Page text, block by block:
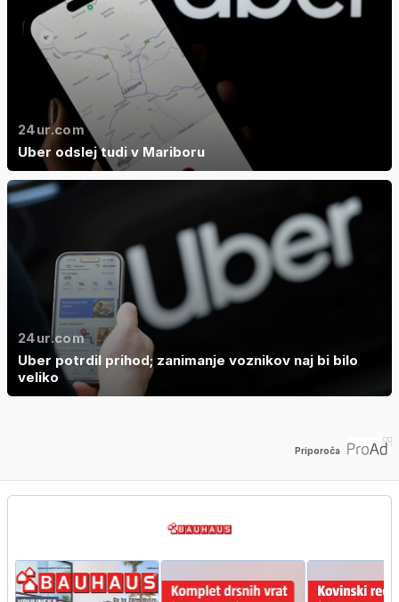
24ur.com
Uber odslej tudi v Mariboru
24ur.com
Uber potrdil prihod; zanimanje voznikov naj bi bilo
veliko
Priporoča